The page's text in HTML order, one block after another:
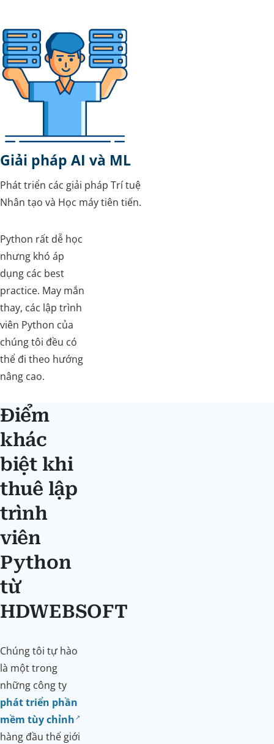
Giải pháp AI và ML
Phát triển các giải pháp Trí tuệ
Nhân tạo và Học máy tiên tiến.
Python rất dễ học
nhưng khó áp
dụng các best
practice. May mắn
thay, các lập trình
viên Python của
chúng tôi đều có
thể đi theo hướng
nâng cao.
Điểm
khác
biệt khi
thuê lập
trình
viên
Python
từ
HDWEBSOFT
Chúng tôi tự hào
là một trong
những công ty
phát triển phần
mềm tùy chỉnh
hàng đầu thế giới